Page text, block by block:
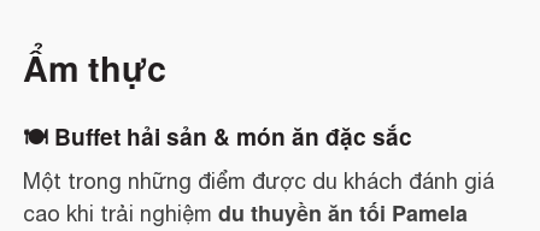
Ẩm thực
🍽️ Buffet hải sản & món ăn đặc sắc
Một trong những điểm được du khách đánh giá
cao khi trải nghiệmdu thuyền ăn tối Pamela